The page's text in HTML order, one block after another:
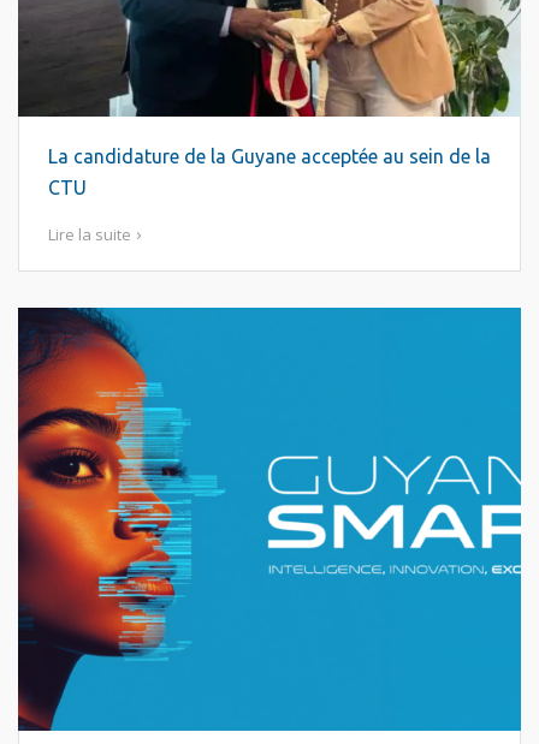
La candidature de la Guyane acceptée au sein de la
CTU
Lire la suite